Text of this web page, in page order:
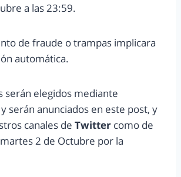
a las 23:59.
de fraude o trampas implicara
automática.
serán elegidos mediante
y serán anunciados en este post, y
canales de Twitter como de
2 de Octubre por la